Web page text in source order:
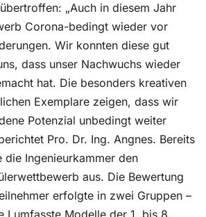
„Auch in diesem Jahr
Corona-bedingt wieder vor
Wir konnten diese gut
dass unser Nachwuchs wieder
hat. Die besonders kreativen
Exemplare zeigen, dass wir
Potenzial unbedingt weiter
Pro. Dr. Ing. Angnes. Bereits
die Ingenieurkammer den
aus. Die Bewertung
erfolgte in zwei Gruppen –
I umfasste Modelle der 1. bis 8.